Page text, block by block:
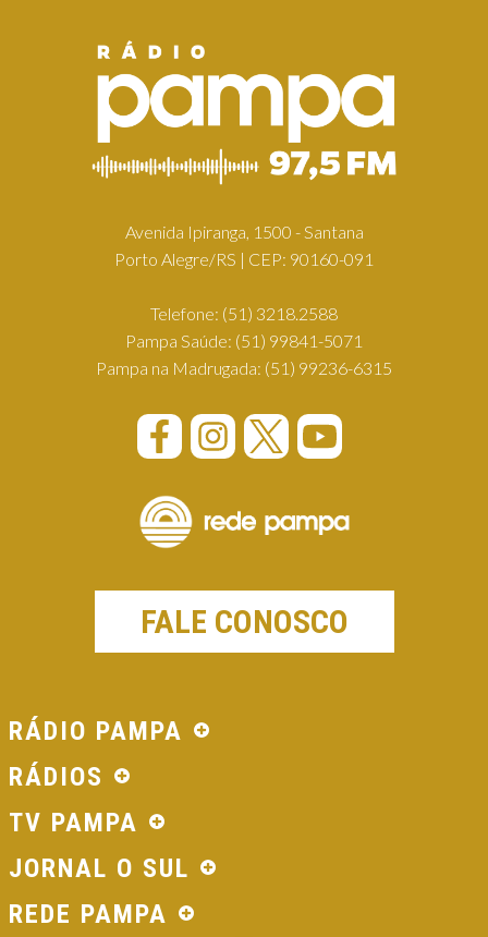
Avenida Ipiranga, 1500 - Santana
Porto Alegre/RS | CEP: 90160-091
Telefone: (51) 3218.2588
Pampa Saúde: (51) 99841-5071
Pampa na Madrugada: (51) 99236-6315
FALE CONOSCO
RÁDIO PAMPA
RÁDIOS
TV PAMPA
JORNAL O SUL
REDE PAMPA